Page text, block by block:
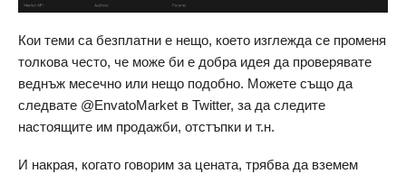
Кои теми са безплатни е нещо, което изглежда се променя
толкова често, че може би е добра идея да проверявате
веднъж месечно или нещо подобно. Можете също да
следвате @EnvatoMarket в Twitter, за да следите
настоящите им продажби, отстъпки и т.н.
И накрая, когато говорим за цената, трябва да вземем